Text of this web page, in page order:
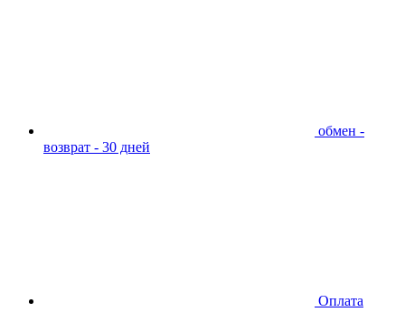
обмен -
возврат - 30 дней
Оплата